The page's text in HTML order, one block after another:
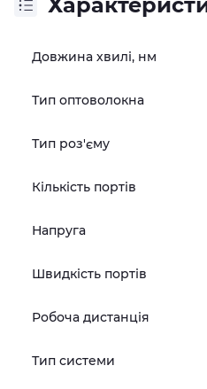
Довжина хвилі, нм
Тип оптоволокна
Тип роз'єму
Кількість портів
Напруга
Швидкість портів
Робоча дистанція
Тип системи